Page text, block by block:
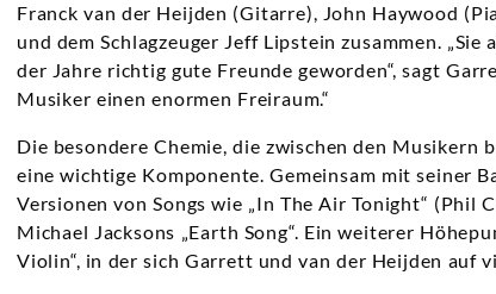
Franck van der Heijden (Gitarre), John Haywood
und dem Schlagzeuger Jeff Lipstein zusammen.
der Jahre richtig gute Freunde geworden“, sagt
Musiker einen enormen Freiraum.“
Die besondere Chemie, die zwischen den Musikern
eine wichtige Komponente. Gemeinsam mit seiner
Versionen von Songs wie „In The Air Tonight“ (Phil
Michael Jacksons „Earth Song“. Ein weiterer
Violin“, in der sich Garrett und van der Heijden auf